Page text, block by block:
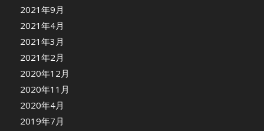
2021年9月
2021年4月
2021年3月
2021年2月
2020年12月
2020年11月
2020年4月
2019年7月